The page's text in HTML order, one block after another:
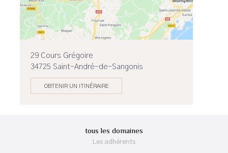
29 Cours Grégoire
34725 Saint-André-de-Sangonis
OBTENIR UN ITINÉRAIRE
tous les domaines
Les adhérents